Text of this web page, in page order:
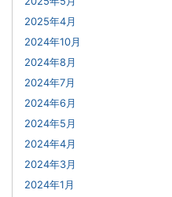
2025年4月
2024年10月
2024年8月
2024年7月
2024年6月
2024年5月
2024年4月
2024年3月
2024年1月